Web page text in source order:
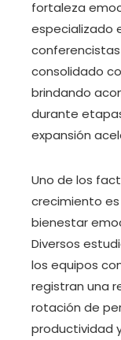
fortaleza
especializado
consolidado
brindando
durante
expansión
Uno de los
crecimiento
bienestar
Diversos
los equipos
registran una
rotación de
productividad